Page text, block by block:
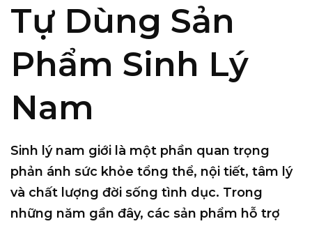
Tự Dùng Sản
Phẩm Sinh Lý
Nam
Sinh lý nam giới là một phần quan trọng
phản ánh sức khỏe tổng thể, nội tiết, tâm lý
và chất lượng đời sống tình dục. Trong
những năm gần đây, các sản phẩm hỗ trợ